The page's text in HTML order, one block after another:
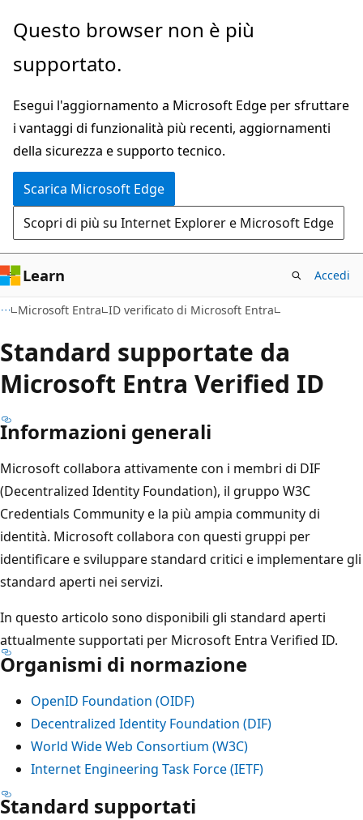
Ignora
passa
contenuto
principale
Questo browser non è più
supportato.
Esegui l'aggiornamento a Microsoft Edge per sfruttare
i vantaggi di funzionalità più recenti, aggiornamenti
della sicurezza e supporto tecnico.
Scarica Microsoft Edge
Scopri di più su Internet Explorer e Microsoft Edge
Learn Accedi
Microsoft Entra ID verificato di Microsoft Entra
Standard supportate da
Microsoft Entra Verified ID
Informazioni generali
Microsoft collabora attivamente con i membri di DIF
(Decentralized Identity Foundation), il gruppo W3C
Credentials Community e la più ampia community di
identità. Microsoft collabora con questi gruppi per
identificare e sviluppare standard critici e implementare gli
standard aperti nei servizi.
In questo articolo sono disponibili gli standard aperti
attualmente supportati per Microsoft Entra Verified ID.
Organismi di normazione
OpenID Foundation (OIDF)
Decentralized Identity Foundation (DIF)
World Wide Web Consortium (W3C)
Internet Engineering Task Force (IETF)
Standard supportati